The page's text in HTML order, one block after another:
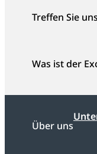
Treffen Sie uns
Was ist der
Über uns